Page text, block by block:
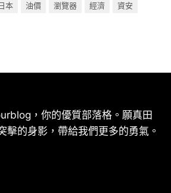
本 油價 瀏覽器 經濟
資安
，你的優質部落格。願真田
擊的身影，帶給我們更多的勇氣。